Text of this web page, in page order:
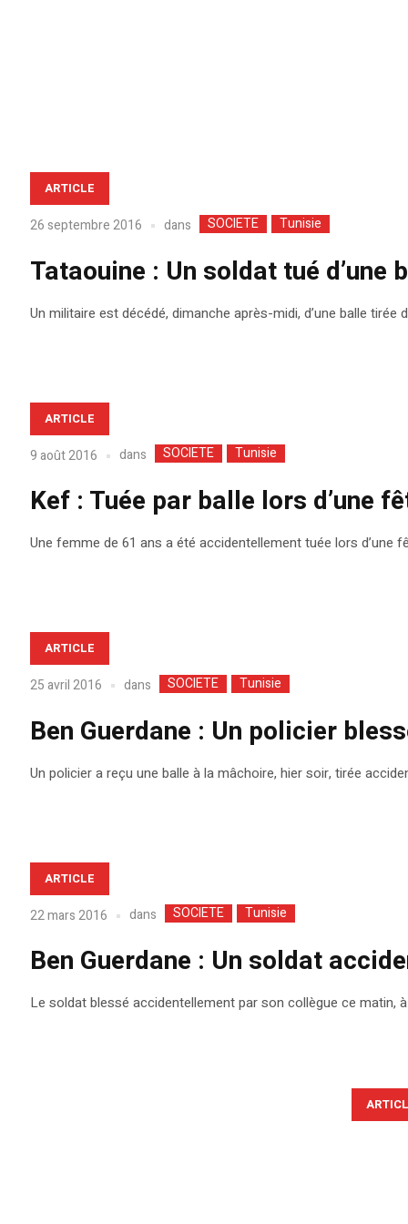
ARTICLE
26 septembre 2016 dans SOCIETE Tunisie
Tataouine : Un soldat tué d’une
Un militaire est décédé, dimanche après-midi, d’une balle
ARTICLE
9 août 2016 dans SOCIETE Tunisie
Kef : Tuée par balle lors d’une
Une femme de 61 ans a été accidentellement tuée lors
ARTICLE
25 avril 2016 dans SOCIETE Tunisie
Ben Guerdane : Un policier
Un policier a reçu une balle à la mâchoire, hier soir, tirée
ARTICLE
22 mars 2016 dans SOCIETE Tunisie
Ben Guerdane : Un soldat
Le soldat blessé accidentellement par son collègue ce matin,